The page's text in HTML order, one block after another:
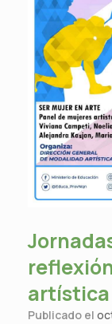
artística
Publicado el